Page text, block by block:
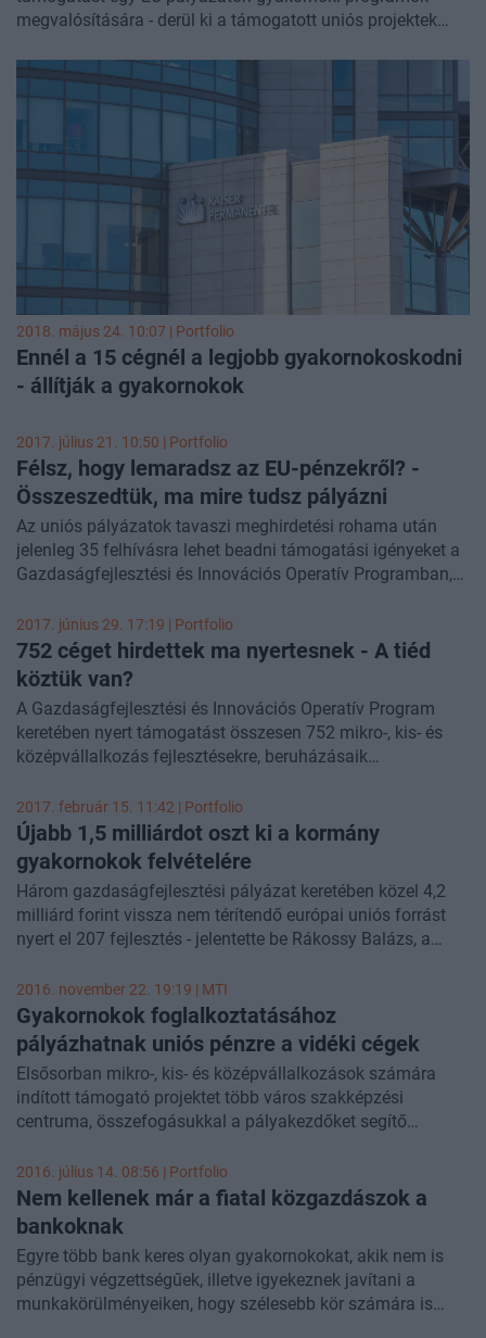
megvalósítására - derül ki a támogatott uniós projektek
gazdaságfejlesztési pályázaton is a napokban hirdettek
eredményeket.
2018. május 24. 10:07 | Portfolio
Ennél a 15 cégnél a legjobb gyakornokoskodni
- állítják a gyakornokok
2017. július 21. 10:50 | Portfolio
Félsz, hogy lemaradsz az EU-pénzekről? -
Összeszedtük, ma mire tudsz pályázni
Az uniós pályázatok tavaszi meghirdetési rohama után
jelenleg 35 felhívásra lehet beadni támogatási igényeket a
Gazdaságfejlesztési és Innovációs Operatív Programban,
Néhánynál már a keretösszeg jelentős részére érkeztek be
pályázatok, de számos olyan található alábbi
összegzésünkben, amelyre még bőven van lekötetlen keret.
számukra kiírt sokféle forrásról, de azért érdemes résen
lenni és az alábbi táblázatban található dátumokat fel kell
jegyezni.
2017. június 29. 17:19 | Portfolio
752 céget hirdettek ma nyertesnek - A tiéd
köztük van?
A Gazdaságfejlesztési és Innovációs Operatív Program
keretében nyert támogatást összesen 752 mikro-, kis- és
középvállalkozás fejlesztésekre, beruházásaik
gyakornokok alkalmazására 15,5 milliárd forintot, míg
kutatásfejlesztésre 69 konzorcium fordíthat több mint 66
milliárd forint támogatást - jelentette be Rákossy Balázs, a
Nemzetgazdasági Minisztérium európai uniós források
felhasználásáért felelős államtitkára. A most elnyert
összesen 81,5 milliárd forintos támogatásból több mint
121 milliárd forint összköltségű fejlesztések kezdődhetnek
2017. február 15. 11:42 | Portfolio
Újabb 1,5 milliárdot oszt ki a kormány
gyakornokok felvételére
Három gazdaságfejlesztési pályázat keretében közel 4,2
milliárd forint vissza nem térítendő európai uniós forrást
nyert el 207 fejlesztés - jelentette be Rákossy Balázs, a
források felhasználásáért felelős államtitkára. Összesen
205 kkv nyert el 1,5 milliárdot, míg 2 nemzeti park 2,7
milliárdos összegnek örülhet.
2016. november 22. 19:19 | MTI
Gyakornokok foglalkoztatásához
pályázhatnak uniós pénzre a vidéki cégek
Elsősorban mikro-, kis- és középvállalkozások számára
indított támogató projektet több város szakképzési
centruma, összefogásukkal a pályakezdőket segítő
előmozdítani. Az 1,2 milliárd forint költségű projekt,
amelynek nyitórendezvénye kedden volt Győrben, száz
százalékos európai uniós támogatással valósul meg.
2016. július 14. 08:56 | Portfolio
Nem kellenek már a fiatal közgazdászok a
bankoknak
Egyre több bank keres olyan gyakornokokat, akik nem is
pénzügyi végzettségűek, illetve igyekeznek javítani a
munkakörülményeiken, hogy szélesebb kör számára is